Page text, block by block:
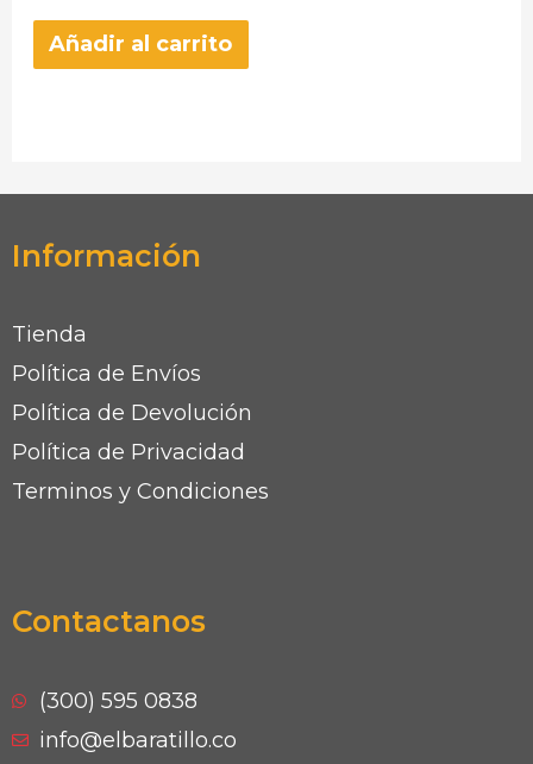
Añadir al carrito
Información
Tienda
Política de Envíos
Política de Devolución
Política de Privacidad
Terminos y Condiciones
Contactanos
(300) 595 0838
info@elbaratillo.co